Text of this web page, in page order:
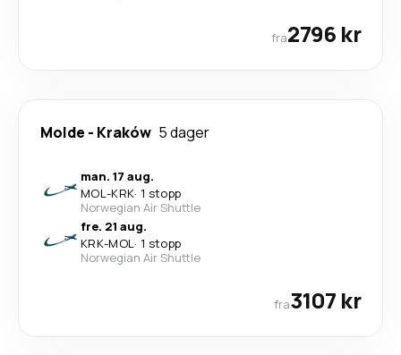
fra2796 kr
Molde - Kraków 5 dager
man. 17 aug.
MOL-KRK· 1 stopp
Norwegian Air Shuttle
fre. 21 aug.
KRK-MOL· 1 stopp
Norwegian Air Shuttle
fra3107 kr